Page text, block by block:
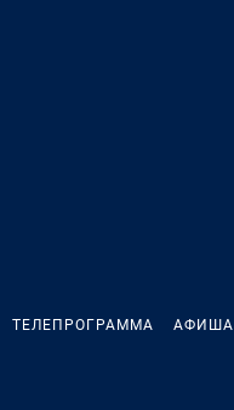
ТЕЛЕПРОГРАММА АФИША